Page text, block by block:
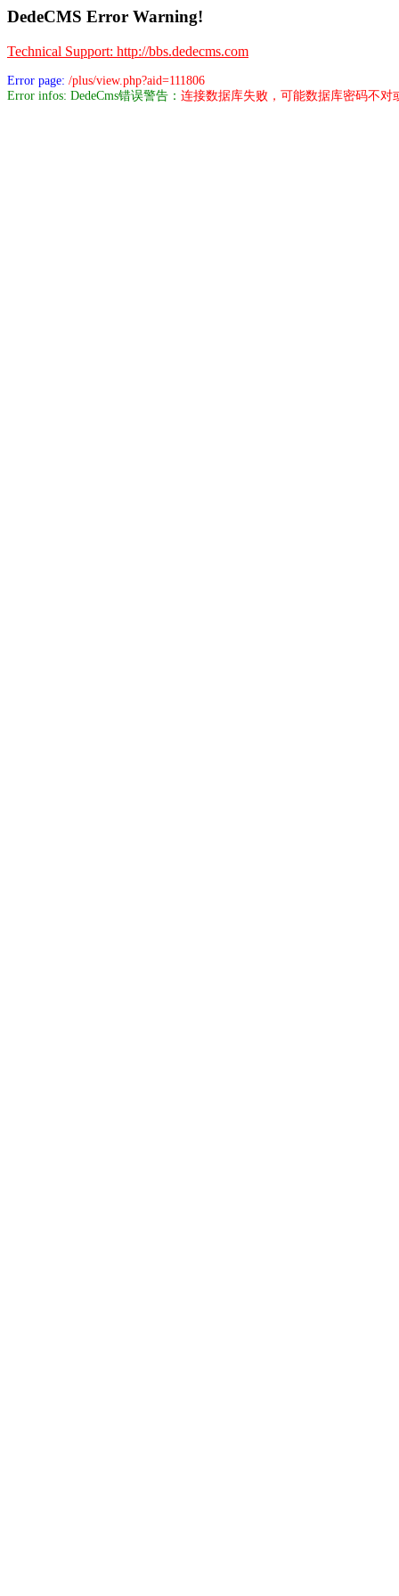
DedeCMS Error Warning!
Technical Support: http://bbs.dedecms.com
Error page: /plus/view.php?aid=111806
Error infos: DedeCms错误警告： 连接数据库失败，可能数据库密码不对